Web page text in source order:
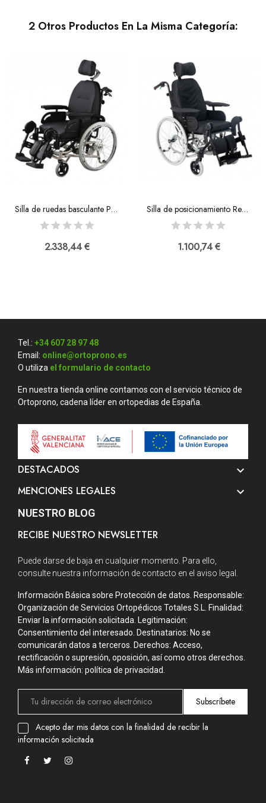
2 Otros Productos En La Misma Categoría:
Silla de ruedas basculante Positron
2.338,44 €
Silla de posicionamiento Rea Clematis Pro
1.100,74 €
Tel.: +34 607 28 97 48
Email: online@ortoprono.es
O utiliza el formulario de contacto
En nuestra tienda online contamos con el servicio técnico de
Ortoprono, cadena líder en ortopedias de España.
DESTACADOS 
MENCIONES LEGALES 
NUESTRO BLOG
RECIBE NUESTRO NEWSLETTER
Puede darse de baja en cualquier momento. Para ello,
consulte nuestra información de contacto en el aviso legal.
Información Básica sobre Protección de datos. Responsable:
Organización de Servicios Ortopédicos Totales S.L. Finalidad:
Enviar la información solicitada. Legitimación:
Consentimiento del interesado. Destinatarios: No se
comunicarán datos a terceros. Derechos: Acceso,
rectificación o supresión, oposición, así como otros derechos.
Más información: política de privacidad.
Subscríbete
Acepto dar mis datos con la finalidad de recibir la
información solicitada